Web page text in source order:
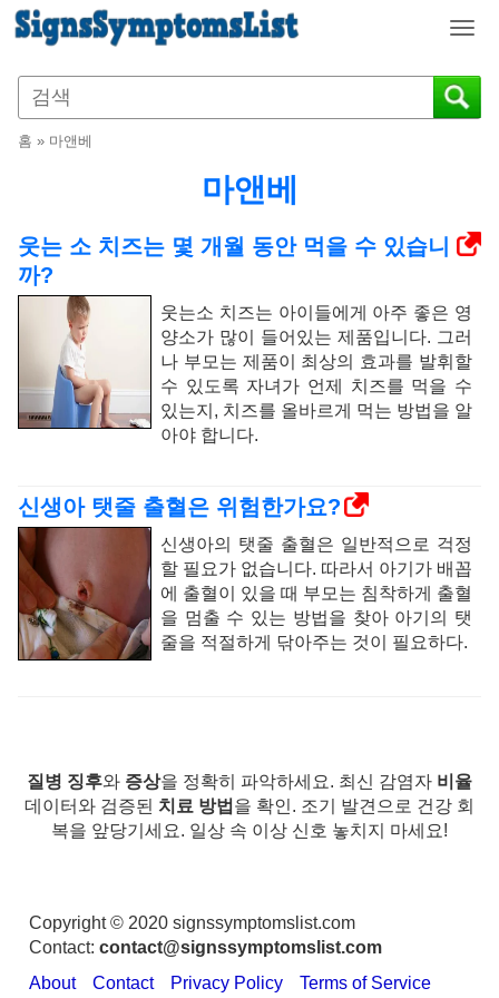
T
g
g
i
t
o
n
홈 » 마앤베
마앤베
웃는 소 치즈는 몇 개월 동안 먹을 수 있습니
까?
웃는소 치즈는 아이들에게 아주 좋은 영
양소가 많이 들어있는 제품입니다. 그러
나 부모는 제품이 최상의 효과를 발휘할
수 있도록 자녀가 언제 치즈를 먹을 수
있는지, 치즈를 올바르게 먹는 방법을 알
아야 합니다.
신생아 탯줄 출혈은 위험한가요?
신생아의 탯줄 출혈은 일반적으로 걱정
할 필요가 없습니다. 따라서 아기가 배꼽
에 출혈이 있을 때 부모는 침착하게 출혈
을 멈출 수 있는 방법을 찾아 아기의 탯
줄을 적절하게 닦아주는 것이 필요하다.
질병 징후와 증상을 정확히 파악하세요. 최신 감염자 비율
데이터와 검증된 치료 방법 을 확인. 조기 발견으로 건강 회
복을 앞당기세요. 일상 속 이상 신호 놓치지 마세요!
Copyright © 2020 signssymptomslist.com
Contact: contact@signssymptomslist.com
About
Contact Privacy Policy Terms of Service